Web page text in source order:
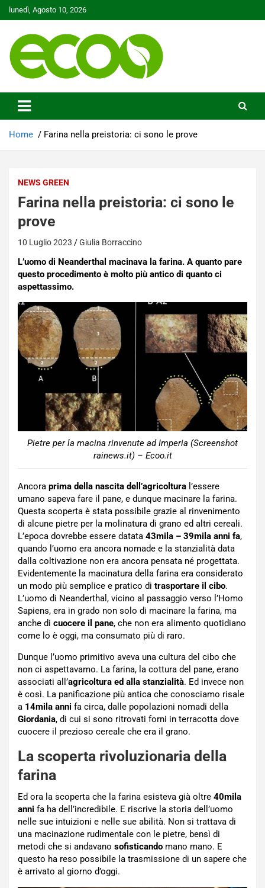
Skip
to
lunedì, Agosto 10, 2026
Ecoo.it
Home Farina nella preistoria: ci sono le prove
NEWS GREEN
Farina nella preistoria: ci sono le
prove
10 Luglio 2023 Giulia Borraccino
L’uomo di Neanderthal macinava la farina. A quanto pare
questo procedimento è molto più antico di quanto ci
aspettassimo.
Pietre per la macina rinvenute ad Imperia (Screenshot
rainews.it) – Ecoo.it
Ancora prima della nascita dell’agricoltura l’essere
umano sapeva fare il pane, e dunque macinare la farina.
Questa scoperta è stata possibile grazie al rinvenimento
di alcune pietre per la molinatura di grano ed altri cereali.
L’epoca dovrebbe essere datata 43mila – 39mila anni fa,
quando l’uomo era ancora nomade e la stanzialità data
dalla coltivazione non era ancora pensata né progettata.
Evidentemente la macinatura della farina era considerato
un modo più semplice e pratico di trasportare il cibo.
L’uomo di Neanderthal, vicino al passaggio verso l’Homo
Sapiens, era in grado non solo di macinare la farina, ma
anche di cuocere il pane, che non era alimento quotidiano
come lo è oggi, ma consumato più di raro.
Dunque l’uomo primitivo aveva una cultura del cibo che
non ci aspettavamo. La farina, la cottura del pane, erano
associati all’agricoltura ed alla stanzialità. Ed invece non
è così. La panificazione più antica che conosciamo risale
a 14mila anni fa circa, dalle popolazioni nomadi della
Giordania, di cui si sono ritrovati forni in terracotta dove
cuocere il prezioso cereale che era il grano.
La scoperta rivoluzionaria della
farina
Ed ora la scoperta che la farina esisteva già oltre 40mila
anni fa ha dell’incredibile. E riscrive la storia dell’uomo
nelle sue intuizioni e nelle sue abilità. Non si trattava di
una macinazione rudimentale con le pietre, bensì di
metodi che si andavano sofisticando mano mano. E
questo ha reso possibile la trasmissione di un sapere che
è arrivato al giorno d’oggi.